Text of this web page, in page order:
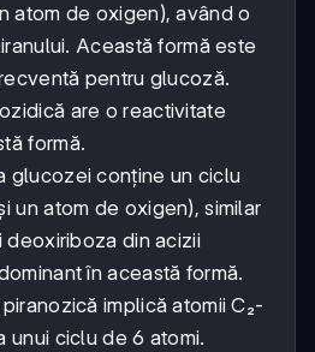
atom de oxigen), având o
Această formă este
pentru glucoză.
are o reactivitate
formă.
glucozei conține un ciclu
un atom de oxigen), similar
deoxiriboza din acizii
în această formă.
implică atomii C₂-
unui ciclu de 6 atomi.